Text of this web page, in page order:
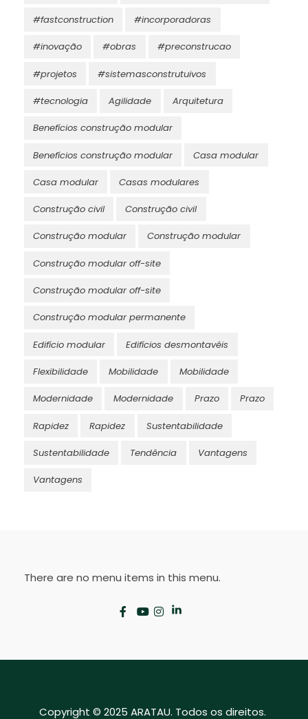
#fastconstruction #incorporadoras
#inovação #obras #preconstrucao
#projetos #sistemasconstrutuivos
#tecnologia Agilidade Arquitetura
Benefícios construção modular
Benefícios construção modular Casa modular
Casa modular Casas modulares
Construção civil Construção civil
Construção modular Construção modular
Construção modular off-site
Construção modular off-site
Construção modular permanente
Edifício modular Edifícios desmontavéis
Flexibilidade Mobilidade Mobilidade
Modernidade Modernidade Prazo Prazo
Rapidez Rapidez Sustentabilidade
Sustentabilidade Tendência Vantagens
Vantagens
There are no menu items in this menu.
Copyright © 2025 ARATAU. Todos os direitos.